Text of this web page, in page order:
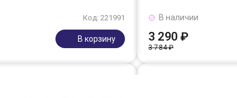
Код: 221991
В корзину
В наличии
3 290 ₽
3 784 ₽